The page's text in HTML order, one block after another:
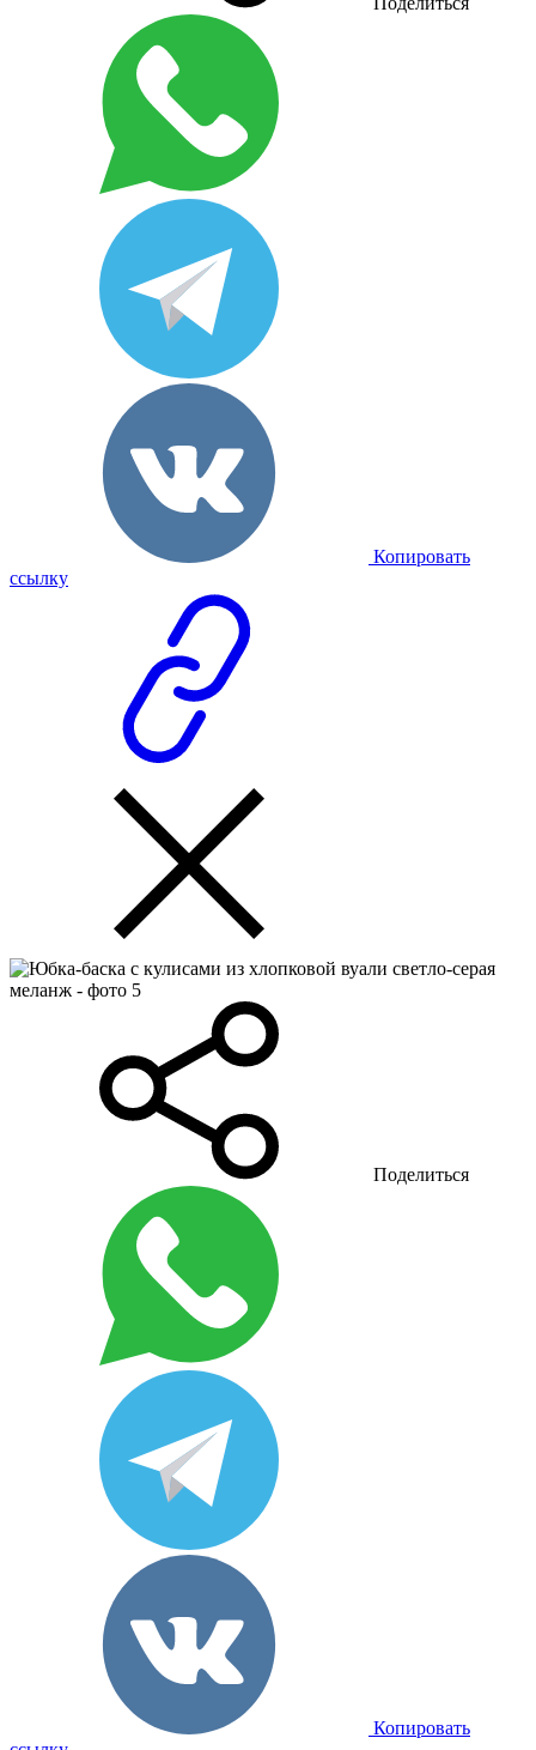
Копировать
ссылку
Поделиться
Копировать